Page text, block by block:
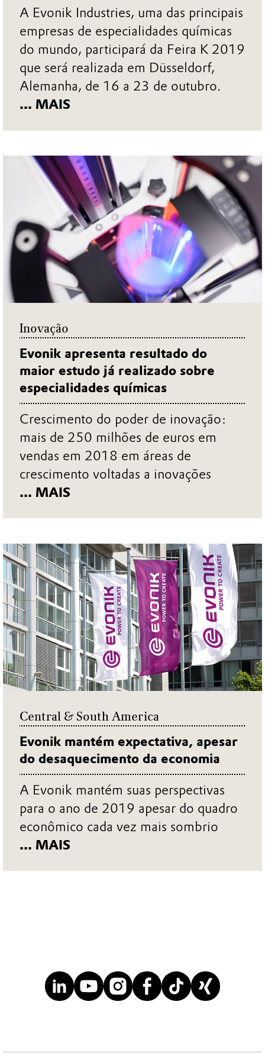
A Evonik Industries, uma das principais
empresas de especialidades químicas
do mundo, participará da Feira K 2019
que será realizada em Düsseldorf,
Alemanha, de 16 a 23 de outubro.
... MAIS
Inovação
Evonik apresenta resultado do
maior estudo já realizado sobre
especialidades químicas
Crescimento do poder de inovação:
mais de 250 milhões de euros em
vendas em 2018 em áreas de
crescimento voltadas a inovações
... MAIS
Central & South America
Evonik mantém expectativa, apesar
do desaquecimento da economia
A Evonik mantém suas perspectivas
para o ano de 2019 apesar do quadro
econômico cada vez mais sombrio
... MAIS